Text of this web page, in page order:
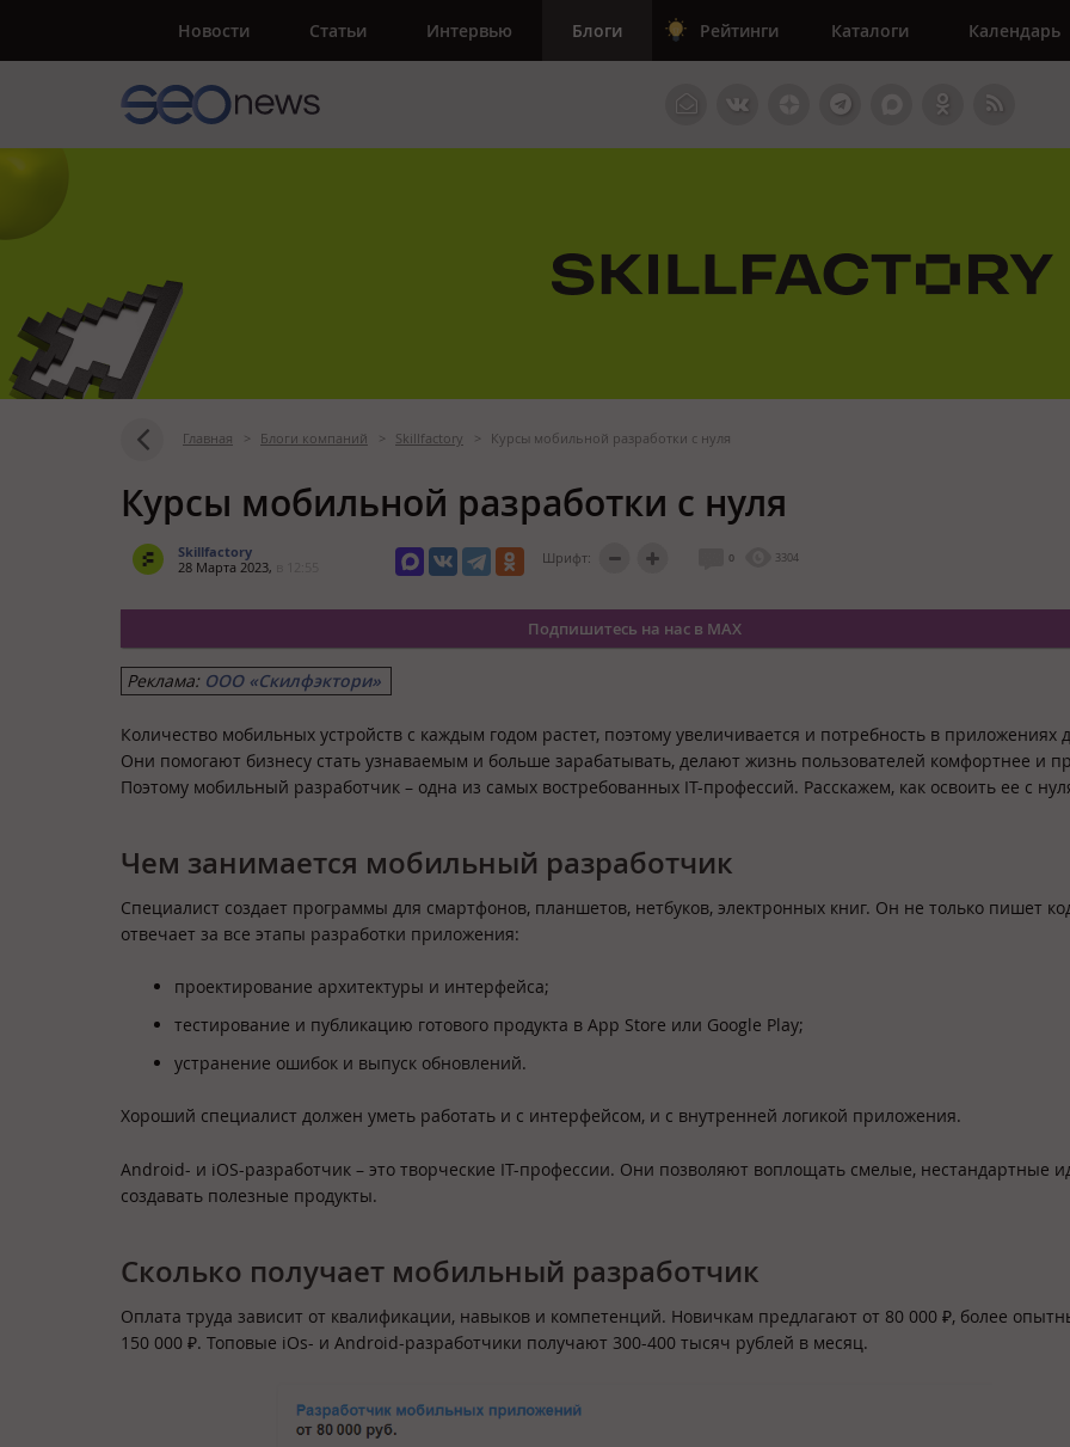
Новости Статьи Интервью Блоги Рейтинги Каталоги Календарь
Главная > Блоги компаний > Skillfactory > Курсы мобильной разработки с нуля
Курсы мобильной разработки с нуля
Skillfactory
28 Марта 2023,
Шрифт: 0 3304
Подпишитесь на нас в MAX
Реклама: ООО «Скилфэктори»
Количество мобильных устройств с каждым годом растет, поэтому увеличивается и потребность в приложениях
Они помогают бизнесу стать узнаваемым и больше зарабатывать, делают жизнь пользователей комфортнее и
Поэтому мобильный разработчик – одна из самых востребованных IT-профессий. Расскажем, как освоить ее с
Чем занимается мобильный разработчик
Специалист создает программы для смартфонов, планшетов, нетбуков, электронных книг. Он не только пишет
отвечает за все этапы разработки приложения:
проектирование архитектуры и интерфейса;
тестирование и публикацию готового продукта в App Store или Google Play;
устранение ошибок и выпуск обновлений.
Хороший специалист должен уметь работать и с интерфейсом, и с внутренней логикой приложения.
Android- и iOS-разработчик – это творческие IT-профессии. Они позволяют воплощать смелые, нестандартные
создавать полезные продукты.
Сколько получает мобильный разработчик
Оплата труда зависит от квалификации, навыков и компетенций. Новичкам предлагают от 80 000 ₽, более
150 000 ₽. Топовые iOs- и Android-разработчики получают 300-400 тысяч рублей в месяц.